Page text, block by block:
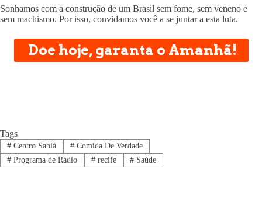
Sonhamos com a construção de um Brasil sem fome, sem veneno e
sem machismo. Por isso, convidamos você a se juntar a esta luta.
Doe hoje, garanta o Amanhã!
Tags
#Centro Sabiá #Comida De Verdade
#Programa de Rádio #recife # Saúde